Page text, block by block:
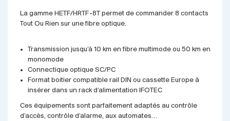
La gamme HETF/HRTF-8T permet de commander 8 contacts
Tout Ou Rien sur une fibre optique.
Transmission jusqu’à 10 km en fibre multimode ou 50 km en
monomode
Connectique optique SC/PC
Format boitier compatible rail DIN ou cassette Europe à
insérer dans un rack d’alimentation IFOTEC
Ces équipements sont parfaitement adaptés au contrôle
d’accès, contrôle d’alarme, aux automates…